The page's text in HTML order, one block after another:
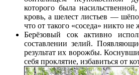
которого была
кровь, а шелест листьев —
что от такого «соседа» никто
Берёзовый сок активно
составлении зелий.
результат их ворожбы.
себя проклятие, избавиться от